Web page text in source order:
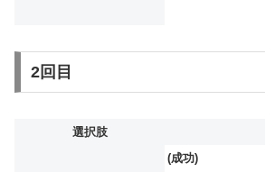
2回目
選択肢
(成功)